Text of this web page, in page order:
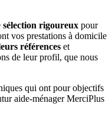
sélection rigoureux pour
vos prestations à domicile
références et
de leur profil, que nous
qui ont pour objectifs
aide-ménager MerciPlus